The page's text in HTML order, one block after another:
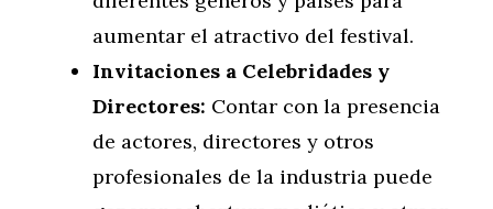
aumentar el atractivo del festival.
Invitaciones a Celebridades y
Directores: Contar con la presencia
de actores, directores y otros
profesionales de la industria puede